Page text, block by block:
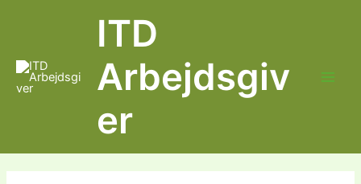
ITD
Arbejdsgiv
er